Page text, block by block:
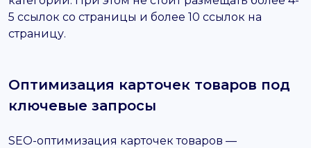
5 ссылок со страницы и более 10 ссылок на
страницу.
Оптимизация карточек товаров под
ключевые запросы
SEO-оптимизация карточек товаров —